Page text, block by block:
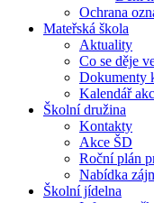
Ochrana
Mateřská škola
Aktuality
Co se děje
Dokumenty
Kalendář
Školní družina
Kontakty
Akce ŠD
Roční plán
Nabídka
Školní jídelna